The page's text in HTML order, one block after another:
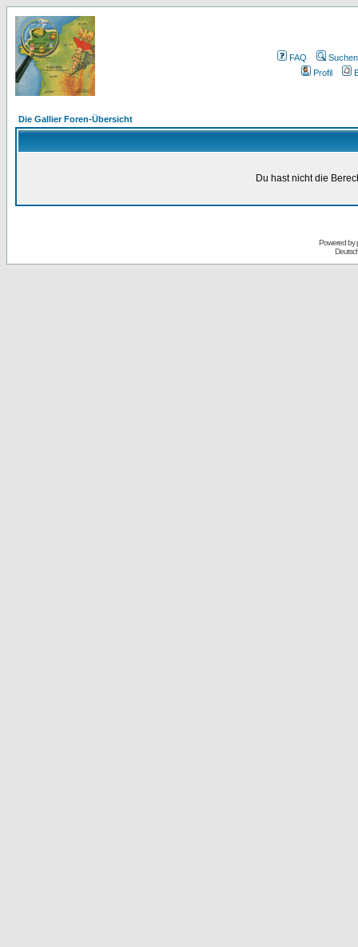
FAQ
Suchen
Profil
Die Gallier Foren-Übersicht
Du hast nicht die
Powered by